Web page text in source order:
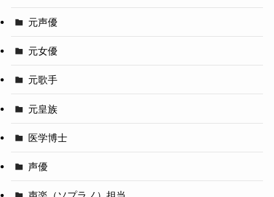
元声優
元女優
元歌手
元皇族
医学博士
声優